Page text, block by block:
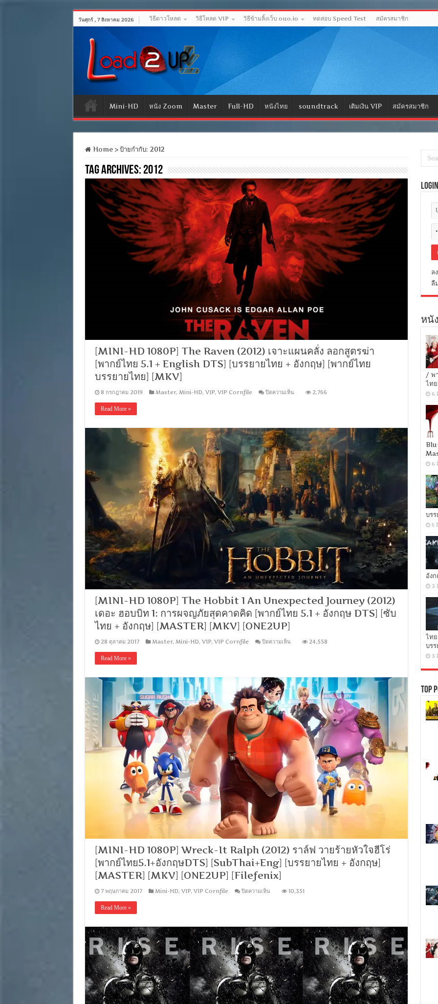
วันศุกร์ , 7 สิงหาคม 2026 วิธีดาวโหลด วิธีโหลด VIP วิธีข้ามลิ้งเว็บ ouo.io ทดสอบ Speed Test สมัครสมาชิก
Mini-HD หนัง Zoom Master Full-HD หนังไทย soundtrack เติมเงิน VIP สมัครสมาชิก
Home > ป้ายกำกับ: 2012
Tag Archives: 2012
[MINI-HD 1080P] The Raven (2012) เจาะแผนคลั่ง ลอกสูตรฆ่า
[พากย์ไทย 5.1 + English DTS] [บรรยายไทย + อังกฤษ] [พากย์ไทย
บรรยายไทย] [MKV]
8 กรกฎาคม 2019 Master, Mini-HD, VIP, VIP Cornfile ปิดความเห็นบน
Raven
(2012)
เจาะ
แผน
คลั่ง
ลอก
สูตร
ฆ่า
[พากย์
ไทย
5.1
+
English
DTS]
[บรรยาย
ไทย
+
อังกฤษ]
[พากย์
ไทย
บรรยาย
ไทย]
2,766
Read More »
[MINI-HD 1080P] The Hobbit 1 An Unexpected Journey (2012)
เดอะ ฮอบบิท 1: การผจญภัยสุดคาดคิด [พากย์ไทย 5.1 + อังกฤษ DTS] [ซับ
ไทย + อังกฤษ] [MASTER] [MKV] [ONE2UP]
28 ตุลาคม 2017 Master, Mini-HD, VIP, VIP Cornfile ปิดความเห็นบน
Hobbit
1
An
Unexpected
Journey
(2012)
เดอะ
ฮ
อบ
บิท
1:
การ
ภัย
สุด
คาด
คิด
5.1
+
อังกฤษ
DTS]
[ซับ
[MASTER]
24,558
Read More »
[MINI-HD 1080P] Wreck-It Ralph (2012) ราล์ฟ วายร้ายหัวใจฮีโร่
[พากย์ไทย5.1+อังกฤษDTS] [SubThai+Eng] [บรรยายไทย + อังกฤษ]
[MASTER] [MKV] [ONE2UP] [Filefenix]
7 พฤษภาคม 2017 Mini-HD, VIP, VIP Cornfile ปิดความเห็นบน
It
Ralph
(2012)
ราล์ฟ
วาย
ร้าย
หัวใจ
ฮีโร่
[พากย์
ไทย5.1+อังกฤษDTS]
10,351
Read More »
Login
ล
ลื
หนั
/ พ
ไท
6
6
บร
5
อัง
3
ไท
บร
3
Top